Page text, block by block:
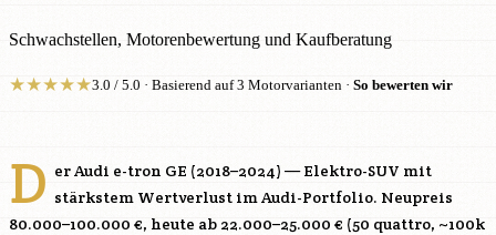
Schwachstellen, Motorenbewertung und Kaufberatung
★★★★★3.0 / 5.0 · Basierend auf 3 Motorvarianten · So bewerten wir
D er Audi e-tron GE (2018–2024) — Elektro-SUV mit
stärkstem Wertverlust im Audi-Portfolio. Neupreis
80.000–100.000 €, heute ab 22.000–25.000 € (50 quattro, ~100k